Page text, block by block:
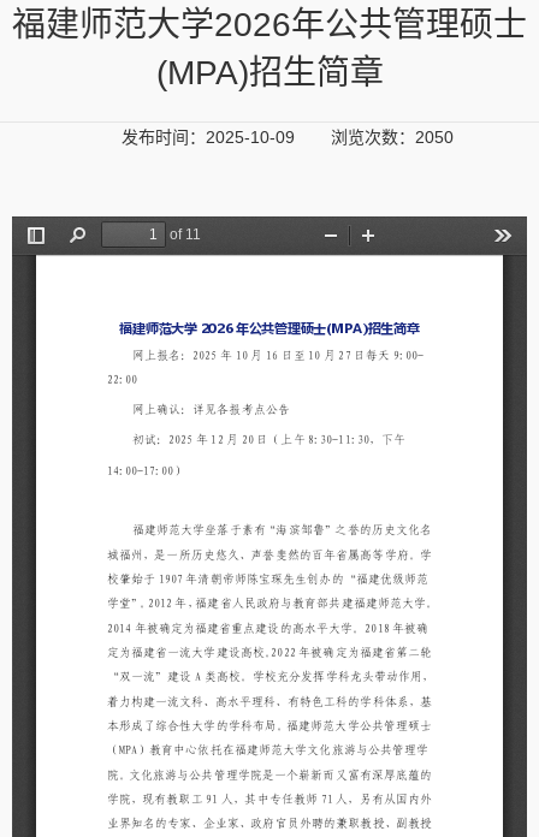
福建师范大学2026年公共管理硕士
(MPA)招生简章
发布时间：2025-10-09 浏览次数： 2050